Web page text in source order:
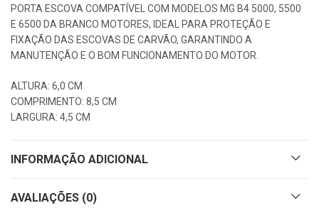
PORTA ESCOVA COMPATÍVEL COM MODELOS MG B4 5000, 5500
E 6500 DA BRANCO MOTORES, IDEAL PARA PROTEÇÃO E
FIXAÇÃO DAS ESCOVAS DE CARVÃO, GARANTINDO A
MANUTENÇÃO E O BOM FUNCIONAMENTO DO MOTOR.
ALTURA: 6,0 CM
COMPRIMENTO: 8,5 CM
LARGURA: 4,5 CM
INFORMAÇÃO ADICIONAL
AVALIAÇÕES (0)